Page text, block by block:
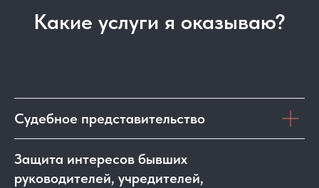
Какие услуги я оказываю?
Судебное представительство
Защита интересов бывших
руководителей, учредителей,